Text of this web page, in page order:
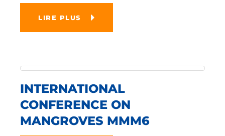
LIRE PLUS
INTERNATIONAL
CONFERENCE ON
MANGROVES MMM6